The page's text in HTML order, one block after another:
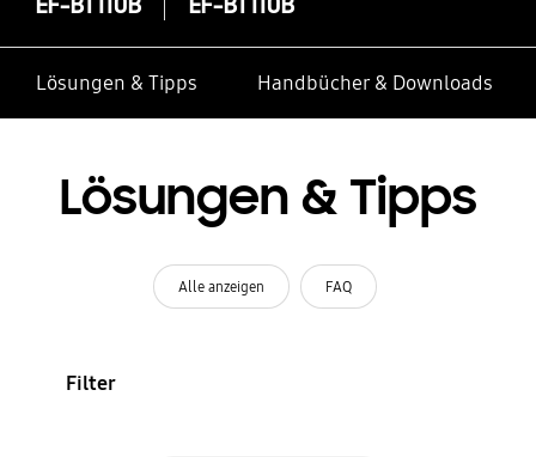
Lösungen & Tipps Handbücher & Downloads
Lösungen & Tipps
Alle anzeigen FAQ
Filter